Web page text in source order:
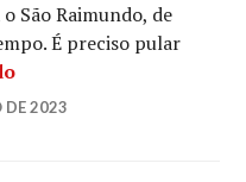
São Raimundo, de
É preciso pular
DE 2023